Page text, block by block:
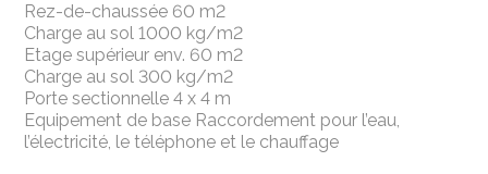
Rez-de-chaussée 60 m2
Charge au sol 1000 kg/m2
Etage supérieur env. 60 m2
Charge au sol 300 kg/m2
Porte sectionnelle 4 x 4 m
Equipement de base Raccordement pour l’eau,
l’électricité, le téléphone et le chauffage